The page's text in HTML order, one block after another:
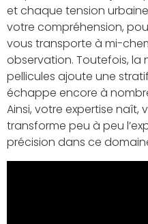
et chaque tension
votre compréhension,
vous transporte à mi-
observation. Toutefois, la
pellicules ajoute une
échappe encore à
Ainsi, votre expertise
transforme peu à peu
précision dans ce